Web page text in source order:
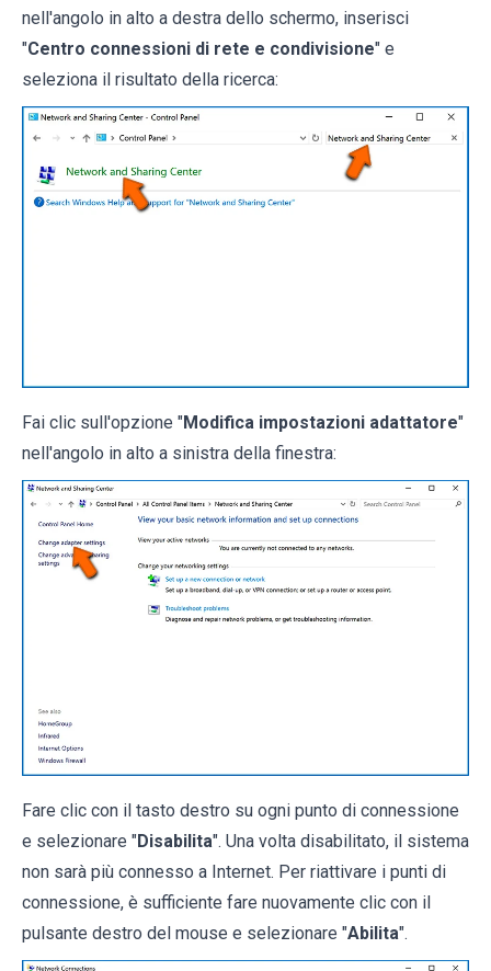
nell'angolo in alto a destra dello schermo, inserisci
"Centro connessioni di rete e condivisione" e
seleziona il risultato della ricerca:
Fai clic sull'opzione "Modifica impostazioni adattatore"
nell'angolo in alto a sinistra della finestra:
Fare clic con il tasto destro su ogni punto di connessione
e selezionare "Disabilita". Una volta disabilitato, il sistema
non sarà più connesso a Internet. Per riattivare i punti di
connessione, è sufficiente fare nuovamente clic con il
pulsante destro del mouse e selezionare "Abilita".